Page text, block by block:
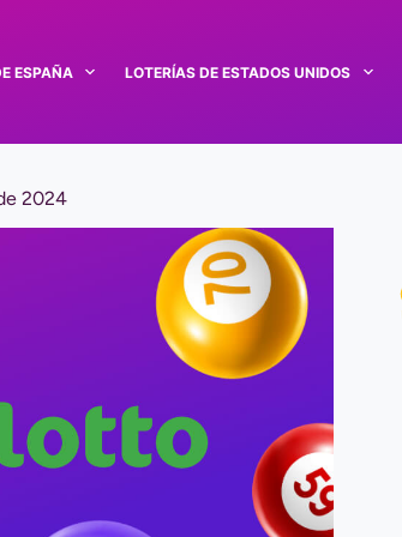
ESPAÑA LOTERÍAS DE ESTADOS UNIDOS
2024